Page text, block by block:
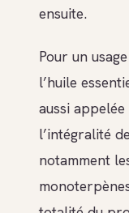
ensuite.
Pour un
l’huile
aussi
l’intégralité
notamment